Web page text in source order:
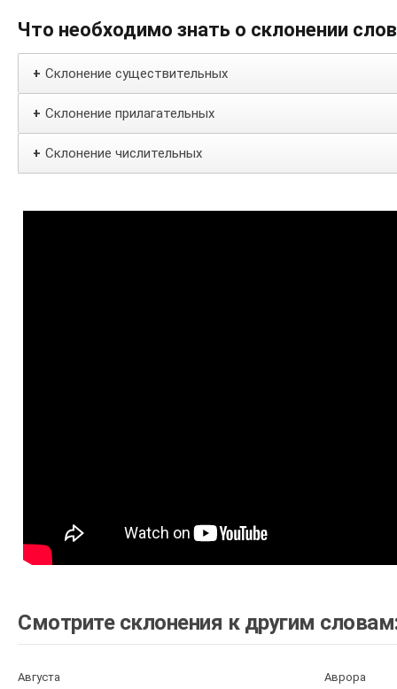
Что необходимо знать о склонении
+ Склонение существительных
+ Склонение прилагательных
+ Склонение числительных
Смотрите склонения к другим
Августа
Аврора